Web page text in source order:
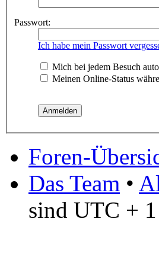
Passwort:
Ich habe mein Passwort
Mich bei jedem Besuch
Meinen Online-Status
Foren-
Das Team •
sind UTC +